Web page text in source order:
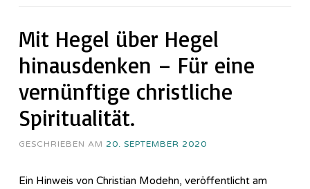
Mit Hegel über Hegel
hinausdenken – Für eine
vernünftige christliche
Spiritualität.
GESCHRIEBEN AM 20. SEPTEMBER 2020
Ein Hinweis von Christian Modehn, veröffentlicht am